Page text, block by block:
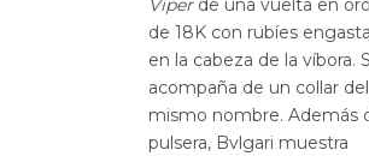
Viperde una vuelta en
de 18K con rubíes
en la cabeza de la víbora.
acompaña de un collar del
mismo nombre. Además
pulsera, Bvlgari muestra